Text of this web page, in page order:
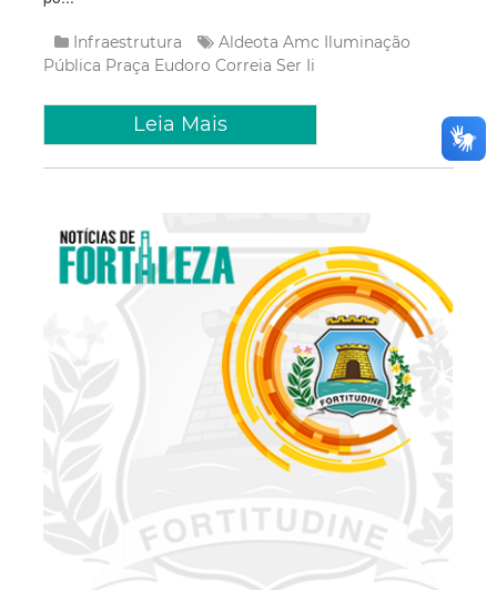
Infraestrutura Aldeota Amc Iluminação
Pública Praça Eudoro Correia Ser Ii
Leia Mais